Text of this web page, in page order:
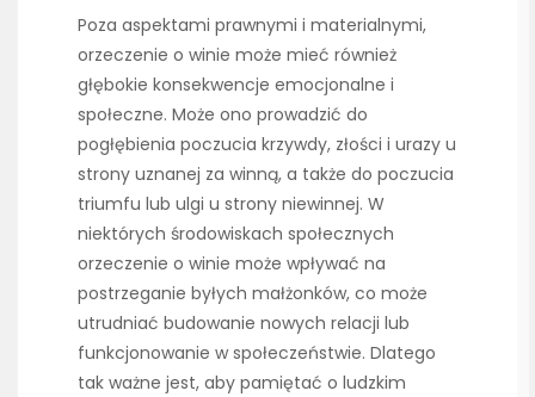
Poza aspektami prawnymi i materialnymi,
orzeczenie o winie może mieć również
głębokie konsekwencje emocjonalne i
społeczne. Może ono prowadzić do
pogłębienia poczucia krzywdy, złości i urazy u
strony uznanej za winną, a także do poczucia
triumfu lub ulgi u strony niewinnej. W
niektórych środowiskach społecznych
orzeczenie o winie może wpływać na
postrzeganie byłych małżonków, co może
utrudniać budowanie nowych relacji lub
funkcjonowanie w społeczeństwie. Dlatego
tak ważne jest, aby pamiętać o ludzkim